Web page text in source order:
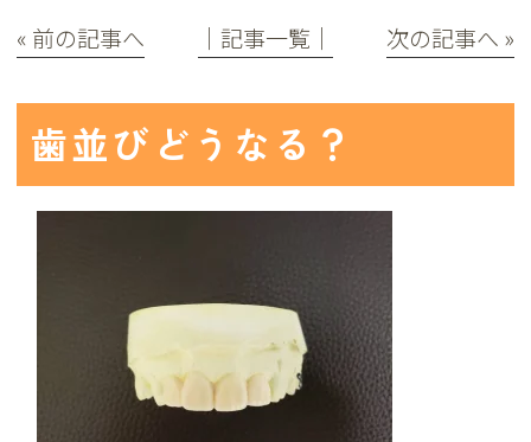
« 前の記事へ │記事一覧│ 次の記事へ »
歯並びどうなる？